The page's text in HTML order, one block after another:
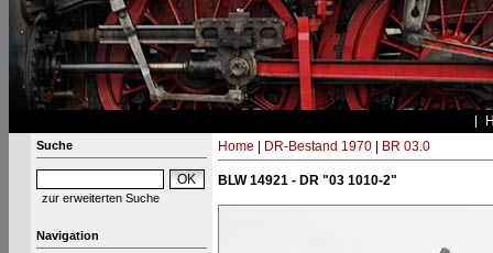
Suche
zur erweiterten Suche
Navigation
Home DR-Bestand 1970| BR 03.0
BLW 14921 - DR "03 1010-2"